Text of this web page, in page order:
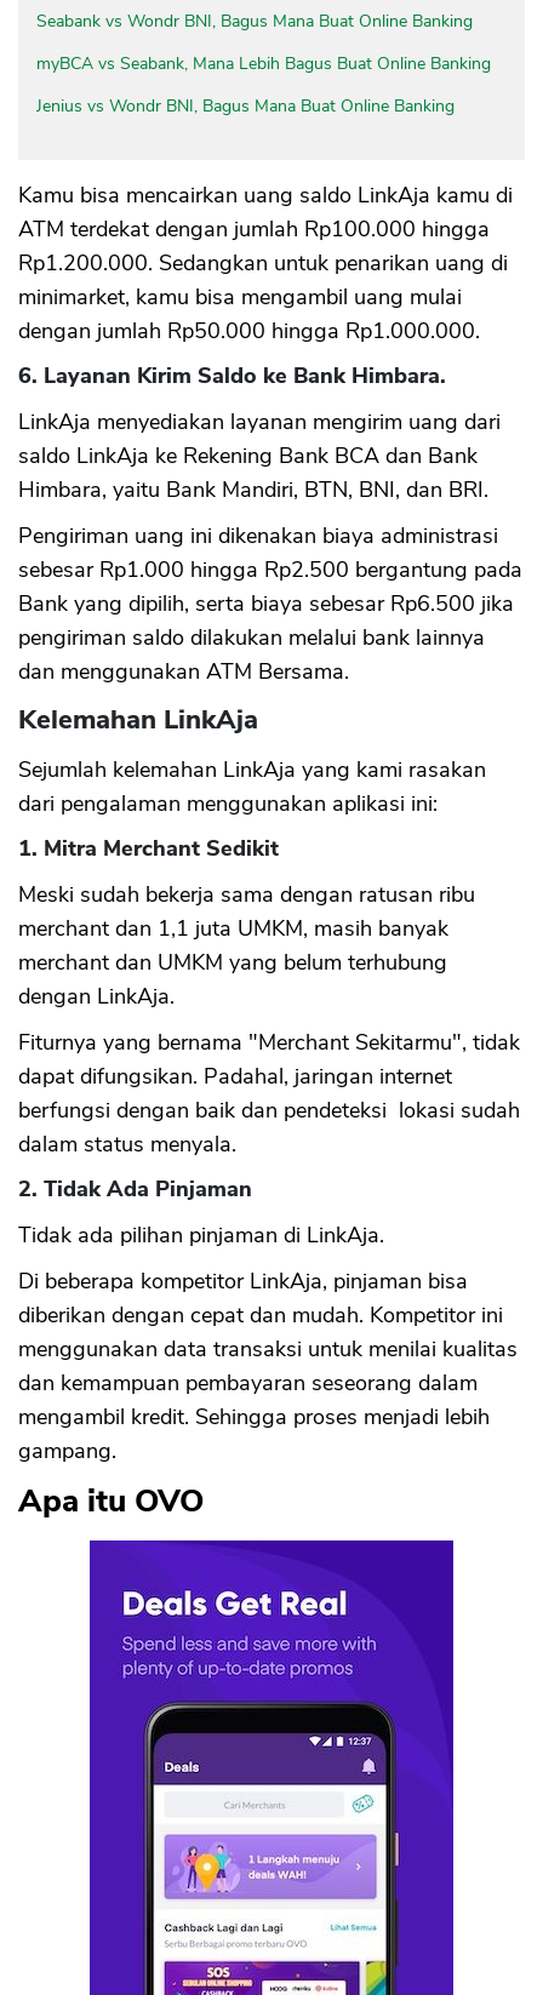
Seabank vs Wondr BNI, Bagus Mana Buat Online Banking
myBCA vs Seabank, Mana Lebih Bagus Buat Online Banking
Jenius vs Wondr BNI, Bagus Mana Buat Online Banking
Kamu bisa mencairkan uang saldo LinkAja kamu di
ATM terdekat dengan jumlah Rp100.000 hingga
Rp1.200.000. Sedangkan untuk penarikan uang di
minimarket, kamu bisa mengambil uang mulai
dengan jumlah Rp50.000 hingga Rp1.000.000.
6. Layanan Kirim Saldo ke Bank Himbara.
LinkAja menyediakan layanan mengirim uang dari
saldo LinkAja ke Rekening Bank BCA dan Bank
Himbara, yaitu Bank Mandiri, BTN, BNI, dan BRI.
Pengiriman uang ini dikenakan biaya administrasi
sebesar Rp1.000 hingga Rp2.500 bergantung pada
Bank yang dipilih, serta biaya sebesar Rp6.500 jika
pengiriman saldo dilakukan melalui bank lainnya
dan menggunakan ATM Bersama.
Kelemahan LinkAja
Sejumlah kelemahan LinkAja yang kami rasakan
dari pengalaman menggunakan aplikasi ini:
1. Mitra Merchant Sedikit
Meski sudah bekerja sama dengan ratusan ribu
merchant dan 1,1 juta UMKM, masih banyak
merchant dan UMKM yang belum terhubung
dengan LinkAja.
Fiturnya yang bernama "Merchant Sekitarmu", tidak
dapat difungsikan. Padahal, jaringan internet
berfungsi dengan baik dan pendeteksi lokasi sudah
dalam status menyala.
2. Tidak Ada Pinjaman
Tidak ada pilihan pinjaman di LinkAja.
Di beberapa kompetitor LinkAja, pinjaman bisa
diberikan dengan cepat dan mudah. Kompetitor ini
menggunakan data transaksi untuk menilai kualitas
dan kemampuan pembayaran seseorang dalam
mengambil kredit. Sehingga proses menjadi lebih
gampang.
Apa itu OVO